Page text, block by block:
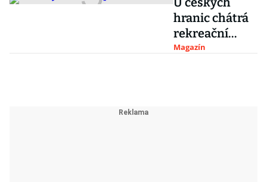
hranic chátrá
rekreační
areál špiček
Magazín